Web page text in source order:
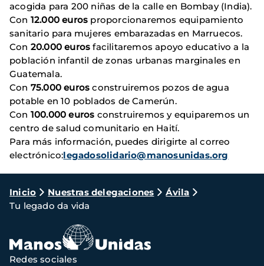
acogida para 200 niñas de la calle en Bombay (India).
Con 12.000 euros proporcionaremos equipamiento
sanitario para mujeres embarazadas en Marruecos.
Con 20.000 euros facilitaremos apoyo educativo a la
población infantil de zonas urbanas marginales en
Guatemala.
Con 75.000 euros construiremos pozos de agua
potable en 10 poblados de Camerún.
Con 100.000 euros construiremos y equiparemos un
centro de salud comunitario en Haití.
Para más información, puedes dirigirte al correo
electrónico:legadosolidario@manosunidas.org
Ruta
de
navegación
Inicio Nuestras delegaciones
Ávila
Tu legado da vida
Redes sociales